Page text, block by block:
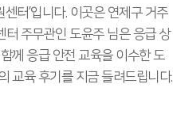
터’입니다. 이곳은 연제구 거주
터 주무관인 도윤주 님은 응급 상
께 응급 안전 교육을 이수한 도
교육 후기를 지금 들려드립니다.